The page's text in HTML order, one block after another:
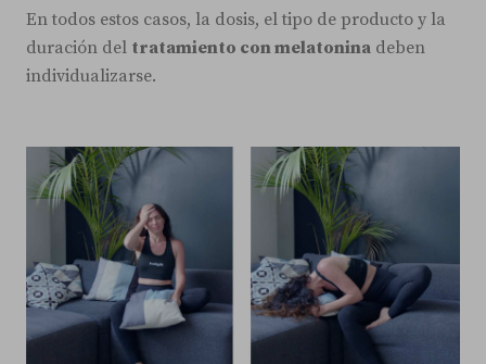
En todos estos casos, la dosis, el tipo de producto y la
duración del tratamiento con melatonina deben
individualizarse.